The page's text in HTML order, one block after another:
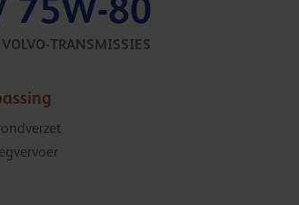
75W-80
TRANSMISSIES